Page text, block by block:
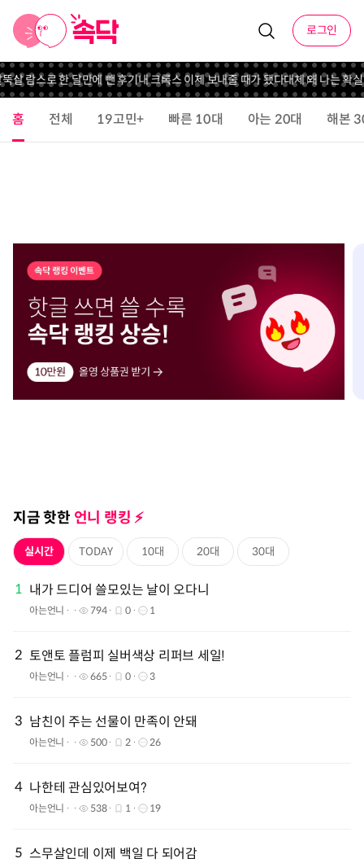
로그인
살 람스로 한 달만에 뺀 후기내 크록스 이제 보내줄 때가 됐다대체 왜 나는 확실
홈 전체 19고민+ 빠른 10대 아는 20대 해본
지금 핫한 언니 랭킹 ⚡️️
실시간 TODAY 10대 20대 30대
1 내가 드디어 쓸모있는 날이 오다니
아는언니 794 0 1
2 토앤토 플럼피 실버색상 리퍼브 세일!
아는언니 665 0 3
3 남친이 주는 선물이 만족이 안돼
아는언니 500 2 26
4 나한테 관심있어보여?
아는언니 538 1 19
5 스무살인데 이제 백일 다 되어감